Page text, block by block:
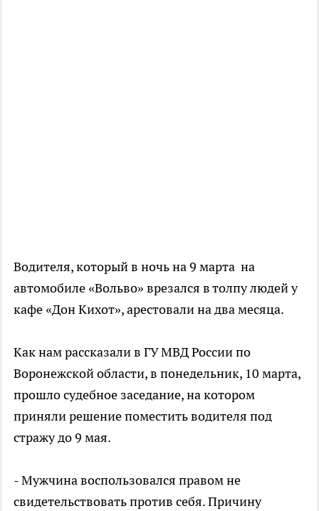
Водителя, который в ночь на 9 марта на
автомобиле «Вольво» врезался в толпу людей у
кафе «Дон Кихот», арестовали на два месяца.
Как нам рассказали в ГУ МВД России по
Воронежской области, в понедельник, 10 марта,
прошло судебное заседание, на котором
приняли решение поместить водителя под
стражу до 9 мая.
- Мужчина воспользовался правом не
свидетельствовать против себя. Причину